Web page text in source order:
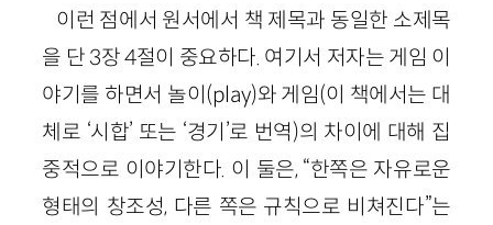
이런 점에서 원서에서 책 제목과 동일한 소제목
을 단 3장4절이 중요하다. 여기서 저자는 게임 이
야기를 하면서 놀이(play)와 게임(이 책에서는 대
체로 ‘시합’ 또는 ‘경기’로 번역)의 차이에 대해 집
중적으로 이야기한다. 이 둘은, “한쪽은 자유로운
형태의 창조성, 다른 쪽은 규칙으로 비쳐진다”는